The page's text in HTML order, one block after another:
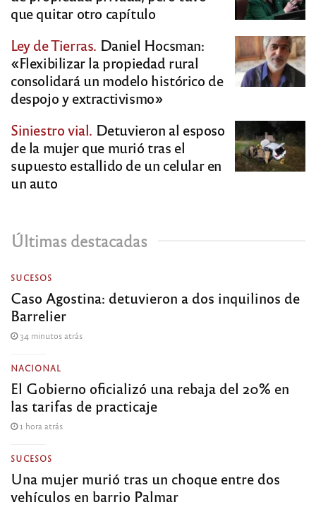
que quitar otro capítulo
Ley de Tierras. Daniel Hocsman:
«Flexibilizar la propiedad rural
consolidará un modelo histórico de
despojo y extractivismo»
Siniestro vial. Detuvieron al esposo
de la mujer que murió tras el
supuesto estallido de un celular en
un auto
Últimas destacadas
SUCESOS
Caso Agostina: detuvieron a dos inquilinos de
Barrelier
34 minutos atrás
NACIONAL
El Gobierno oficializó una rebaja del 20% en
las tarifas de practicaje
1 hora atrás
SUCESOS
Una mujer murió tras un choque entre dos
vehículos en barrio Palmar